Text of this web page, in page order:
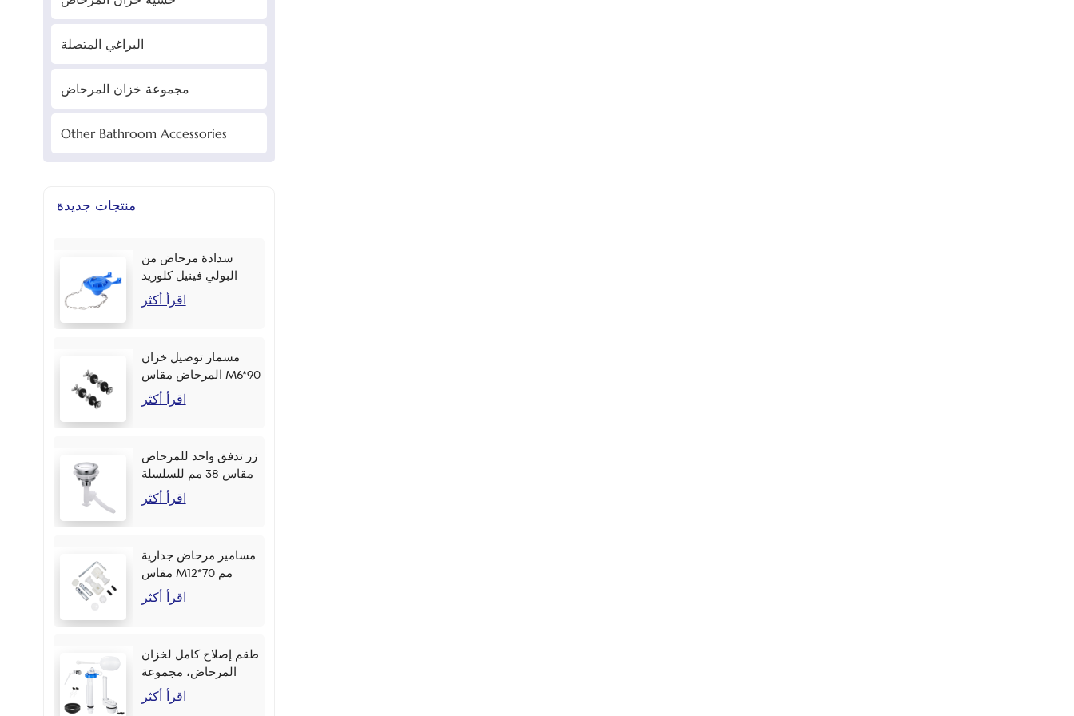
البراغي المتصلة
مجموعة خزان المرحاض
Other Bathroom Accessories
منتجات جديدة
سدادة مرحاض من
البولي فينيل كلوريد
مقاس 2 بوصة بألوان
متعددة
اقرأ أكثر
مسمار توصيل خزان
المرحاض مقاس M6*90
مم
اقرأ أكثر
زر تدفق واحد للمرحاض
مقاس 38 مم للسلسلة
اقرأ أكثر
مسامير مرحاض جدارية
مقاس M12*70 مم
اقرأ أكثر
طقم إصلاح كامل لخزان
المرحاض، مجموعة
بوصة
اقرأ أكثر